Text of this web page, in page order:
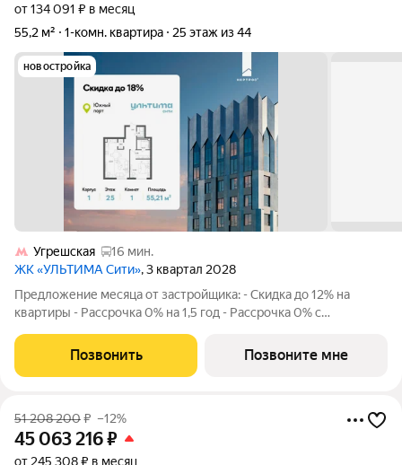
от 134 091 ₽ в месяц
55,2 м²
1-комн. квартира 25 этаж из 44
новостройка
Угрешская
16 мин.
ЖК «УЛЬТИМА Сити», 3 квартал 2028
Предложение месяца от застройщика: - Скидка до 12% на
квартиры - Рассрочка 0% на 1,5 год - Рассрочка 0% с
7% на 7 лет - Семейная ипотека без удорожания, ставка 4% -
Ипотека для всех на весь
Позвонить Позвоните мне
51 208 200₽ –12%
45 063 216₽
от 245 308 ₽ в месяц